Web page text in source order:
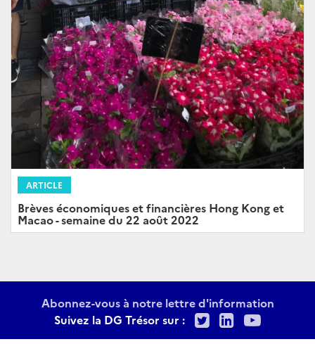
ARTICLE
Brèves économiques et financières Hong Kong et
Macao - semaine du 22 août 2022
Abonnez-vous à notre lettre d'information
Suivez la DG Trésor sur :
TwitterLinkedIn